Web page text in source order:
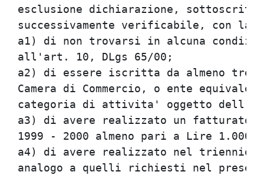
esclusione dichiarazione,
successivamente
a1) di non trovarsi in
all'art. 10,
a2) di essere iscritta da
Camera di Commercio, o ente
categoria di attivita' oggetto
a3) di avere realizzato un
1999 - 2000 almeno
a4) di avere realizzato nel
analogo a quelli richiesti nel